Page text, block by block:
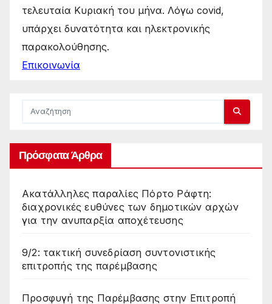
τελευταία Κυριακή του μήνα. Λόγω covid,
υπάρχει δυνατότητα και ηλεκτρονικής
παρακολούθησης.
Επικοινωνία
Πρόσφατα Άρθρα
Ακατάλληλες παραλίες Πόρτο Ράφτη:
διαχρονικές ευθύνες των δημοτικών αρχών
για την ανυπαρξία αποχέτευσης
9/2: τακτική συνεδρίαση συντονιστικής
επιτροπής της παρέμβασης
Προσφυγή της Παρέμβασης στην Επιτροπή